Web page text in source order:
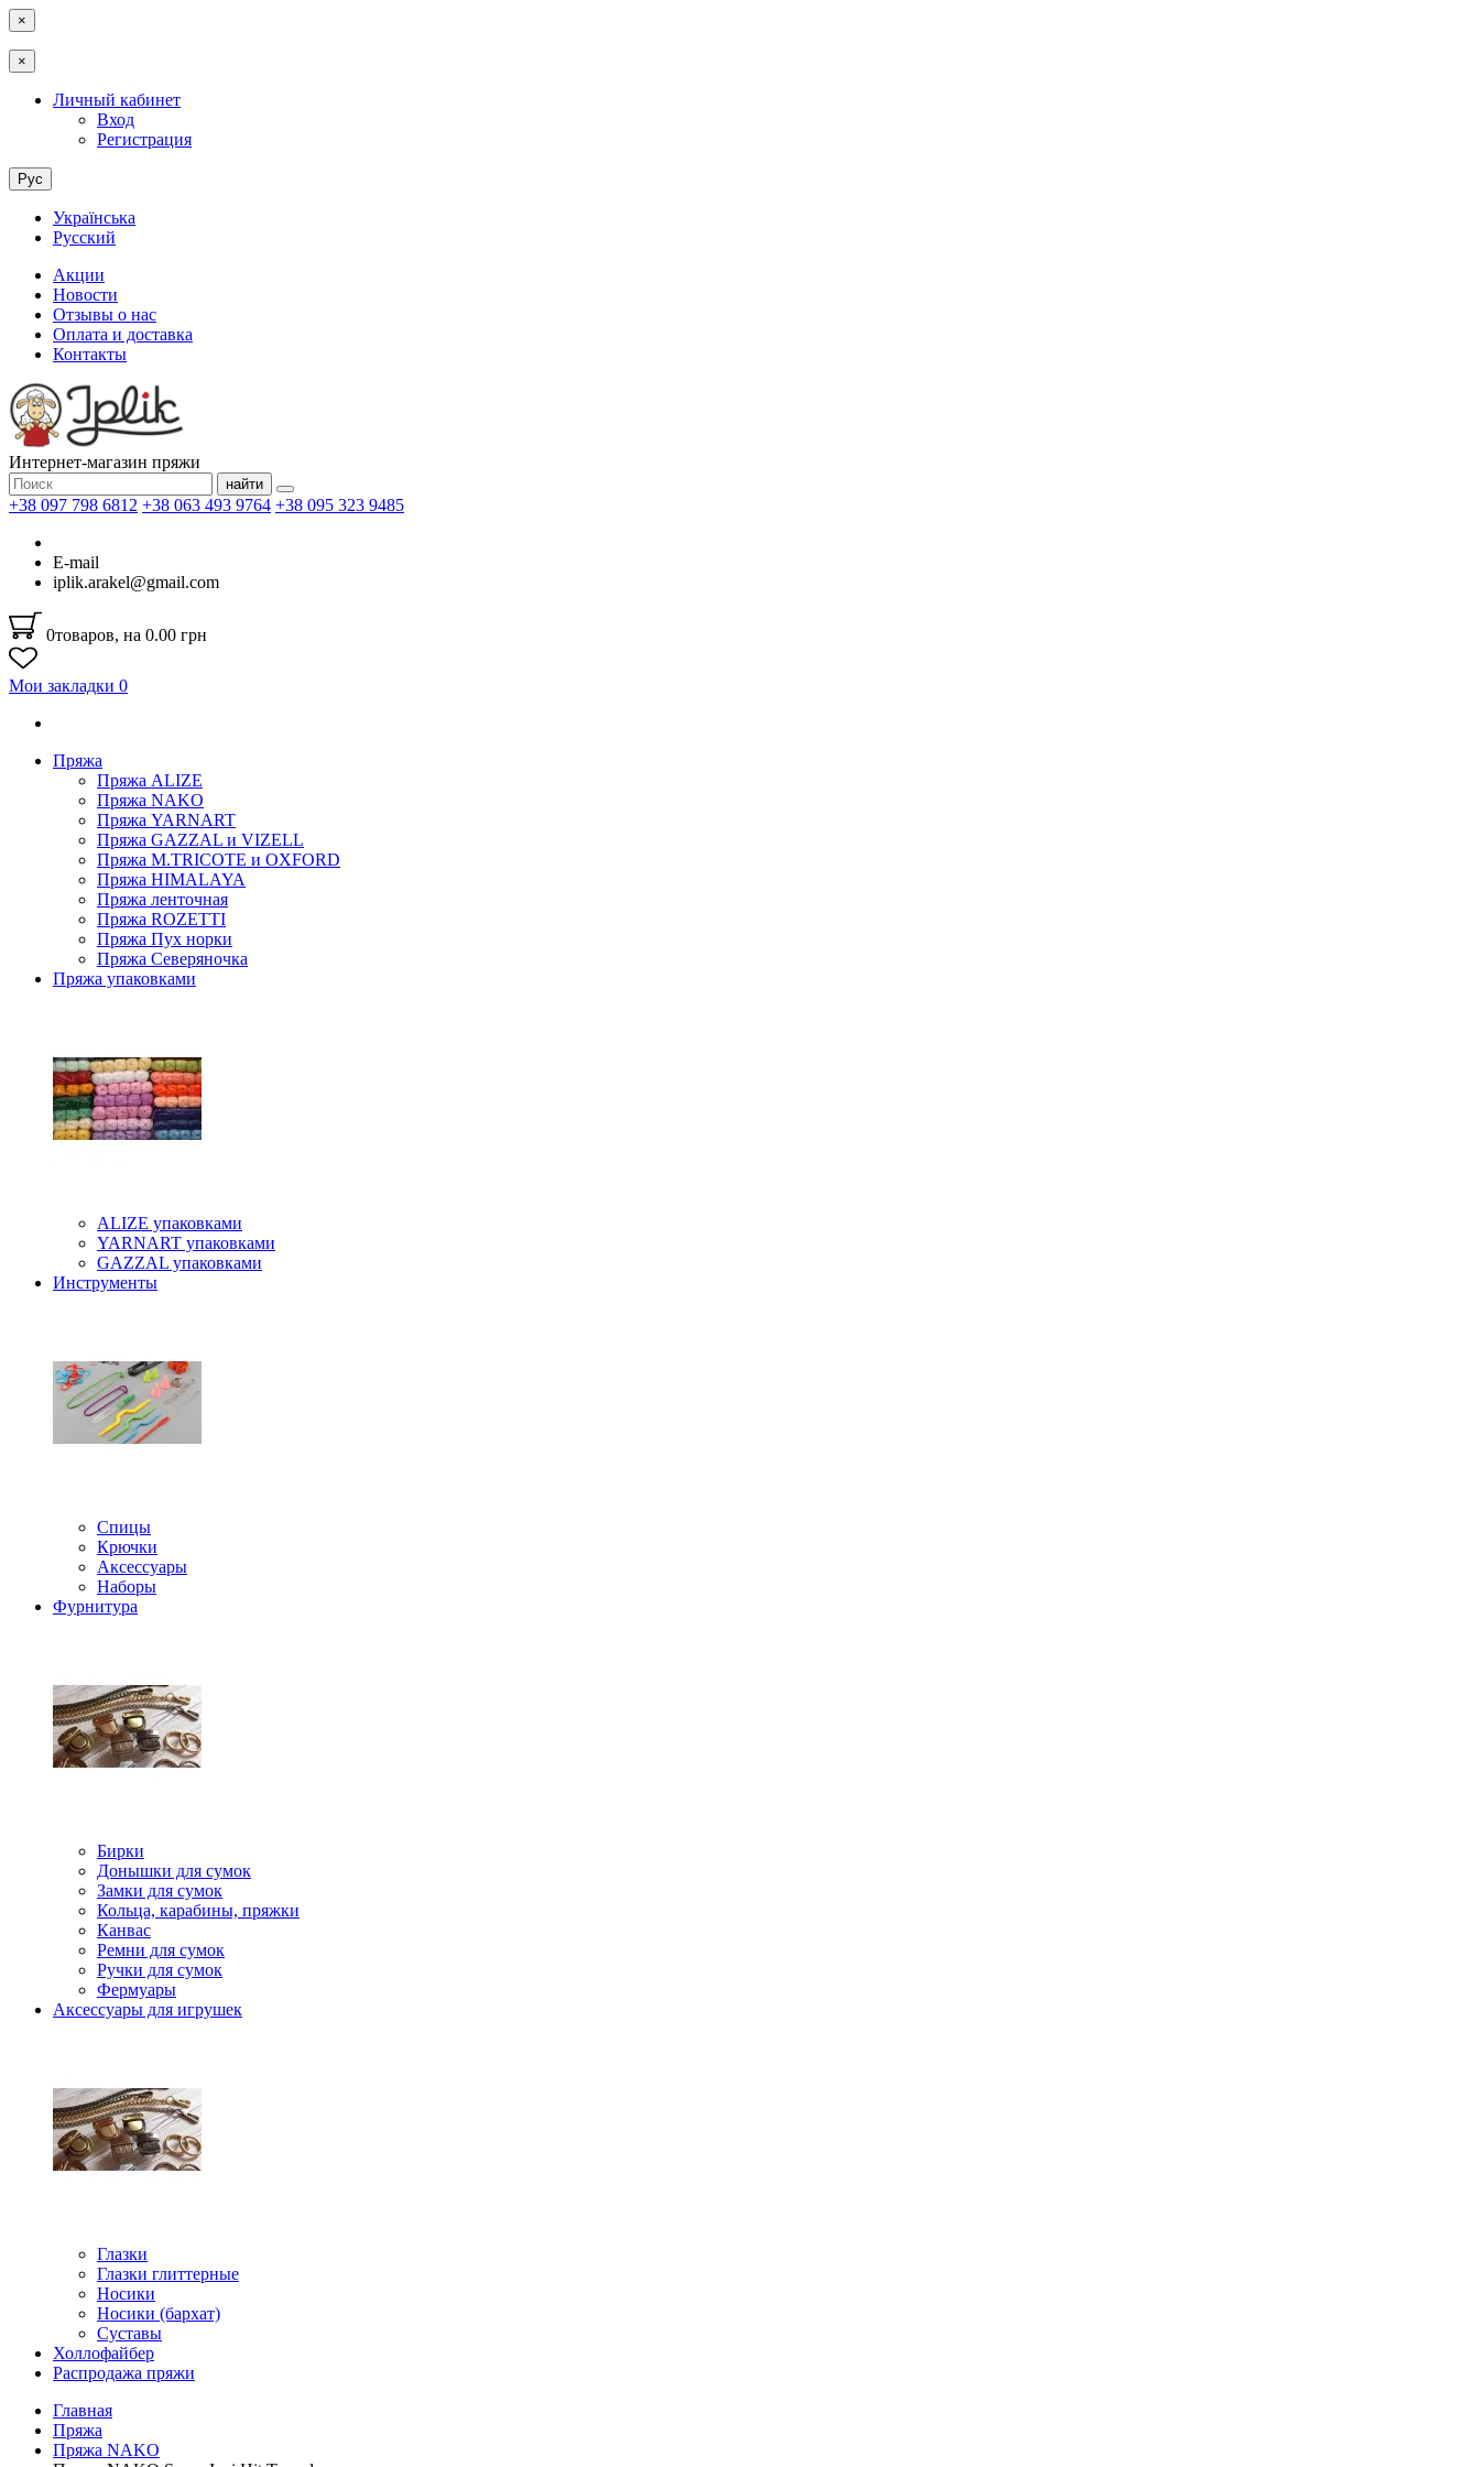
×
×
Личный кабинет
Вход
Регистрация
Рус
Українська
Русский
Акции
Новости
Отзывы о нас
Оплата и доставка
Контакты
Интернет-магазин пряжи
найти
+38 097 798 6812 +38 063 493 9764 +38 095 323 9485
E-mail
iplik.arakel@gmail.com
0товаров, на 0.00 грн
Мои закладки 0
Пряжа
Пряжа ALIZE
Пряжа NAKO
Пряжа YARNART
Пряжа GAZZAL и VIZELL
Пряжа M.TRICOTE и OXFORD
Пряжа HIMALAYA
Пряжа ленточная
Пряжа ROZETTI
Пряжа Пух норки
Пряжа Северяночка
Пряжа упаковками
ALIZE упаковками
YARNART упаковками
GAZZAL упаковками
Инструменты
Спицы
Крючки
Аксессуары
Наборы
Фурнитура
Бирки
Донышки для сумок
Замки для сумок
Кольца, карабины, пряжки
Канвас
Ремни для сумок
Ручки для сумок
Фермуары
Аксессуары для игрушек
Глазки
Глазки глиттерные
Носики
Носики (бархат)
Суставы
Холлофайбер
Распродажа пряжи
Главная
Пряжа
Пряжа NAKO